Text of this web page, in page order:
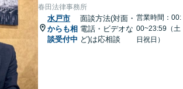
春田法律事務所
水戸市
からも相
談受付中
面談方法(対面・
電話・ビデオな
ど)は応相談
営業時間：00:
00~23:59（土
日祝日）